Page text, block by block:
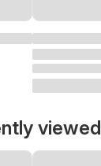
viewed